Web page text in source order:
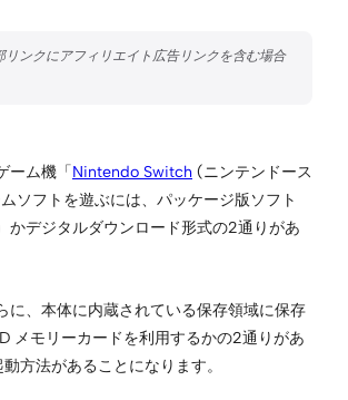
ーム機「Nintendo Switch (ニンテンドース
ソフトを遊ぶには、パッケージ版ソフト
かデジタルダウンロード形式の2通りがあ
に、本体に内蔵されている保存領域に保存
メモリーカードを利用するかの2通りがあ
方法があることになります。